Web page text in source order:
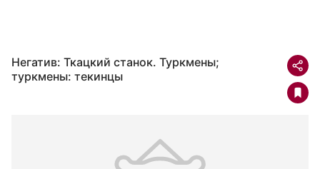
Негатив: Ткацкий станок. Туркмены;
туркмены: текинцы